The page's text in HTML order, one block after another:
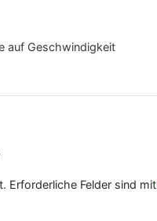
auf Geschwindigkeit
Erforderliche Felder sind mit